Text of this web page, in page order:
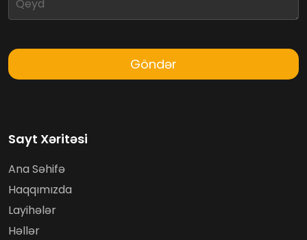
Göndər
Sayt Xəritəsi
Ana Səhifə
Haqqımızda
Layihələr
Həllər